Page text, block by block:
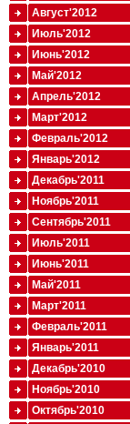
Август'2012
Июль'2012
Июнь'2012
Май'2012
Апрель'2012
Март'2012
Февраль'2012
Январь'2012
Декабрь'2011
Ноябрь'2011
Сентябрь'2011
Июль'2011
Июнь'2011
Май'2011
Март'2011
Февраль'2011
Январь'2011
Декабрь'2010
Ноябрь'2010
Октябрь'2010